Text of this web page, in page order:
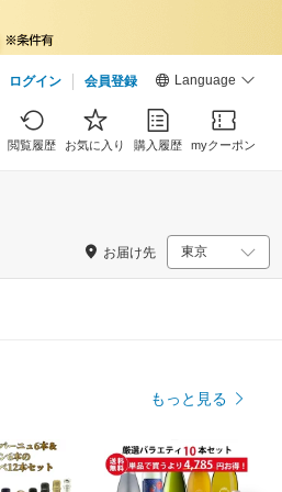
ログイン 会員登録 Language
閲覧履歴 お気に入り 購入履歴 myクーポン
お届け先
もっと見る